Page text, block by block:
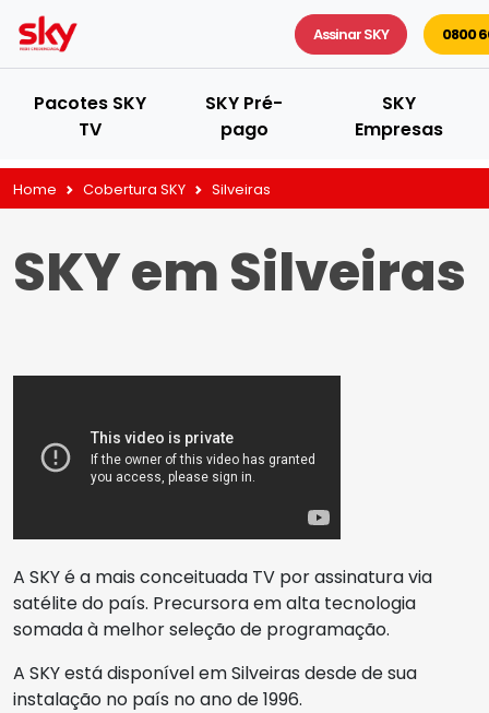
Assinar SKY 0800
Pacotes SKY
TV
SKY Pré-
pago
SKY
Empresas
Home Cobertura SKY Silveiras
SKY em Silveiras
A SKY é a mais conceituada TV por assinatura via
satélite do país. Precursora em alta tecnologia
somada à melhor seleção de programação.
A SKY está disponível em Silveiras desde de sua
instalação no país no ano de 1996.